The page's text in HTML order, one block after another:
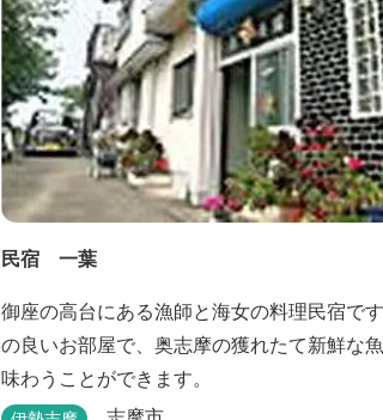
民宿 一葉
御座の高台にある漁師と海女の料理民宿で
の良いお部屋で、奥志摩の獲れたて新鮮な
味わうことができます。